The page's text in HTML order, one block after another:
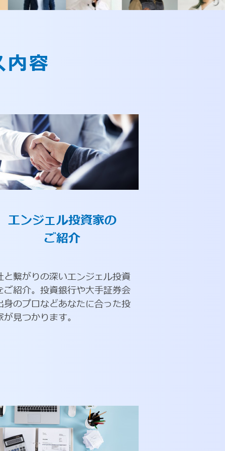
内容
エンジェル投資家の
ご紹介
と繋がりの深いエンジェル投資
ご紹介。投資銀行や大手証券会
身のプロなどあなたに合った投
が見つかります。